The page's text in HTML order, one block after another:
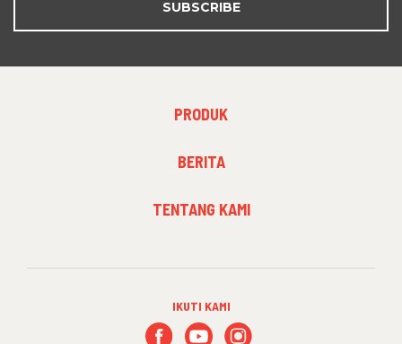
SUBSCRIBE
PRODUK
BERITA
TENTANG KAMI
IKUTI KAMI